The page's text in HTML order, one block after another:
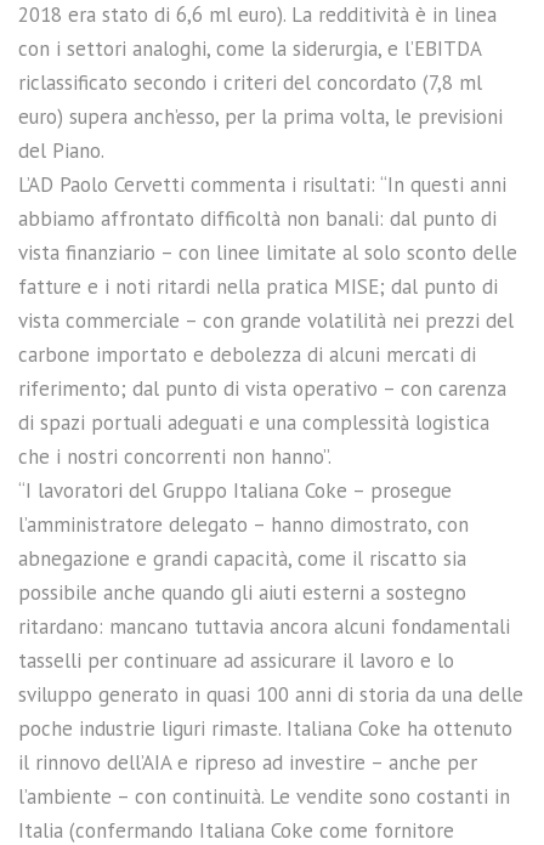
2018 era stato di 6,6 ml euro). La redditività è in linea
con i settori analoghi, come la siderurgia, e l’EBITDA
riclassificato secondo i criteri del concordato (7,8 ml
euro) supera anch’esso, per la prima volta, le previsioni
del Piano.
L’AD Paolo Cervetti commenta i risultati: “In questi anni
abbiamo affrontato difficoltà non banali: dal punto di
vista finanziario – con linee limitate al solo sconto delle
fatture e i noti ritardi nella pratica MISE; dal punto di
vista commerciale – con grande volatilità nei prezzi del
carbone importato e debolezza di alcuni mercati di
riferimento; dal punto di vista operativo – con carenza
di spazi portuali adeguati e una complessità logistica
che i nostri concorrenti non hanno”.
“I lavoratori del Gruppo Italiana Coke – prosegue
l’amministratore delegato – hanno dimostrato, con
abnegazione e grandi capacità, come il riscatto sia
possibile anche quando gli aiuti esterni a sostegno
ritardano: mancano tuttavia ancora alcuni fondamentali
tasselli per continuare ad assicurare il lavoro e lo
sviluppo generato in quasi 100 anni di storia da una delle
poche industrie liguri rimaste. Italiana Coke ha ottenuto
il rinnovo dell’AIA e ripreso ad investire – anche per
l’ambiente – con continuità. Le vendite sono costanti in
Italia (confermando Italiana Coke come fornitore